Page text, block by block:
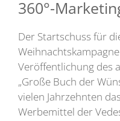
360°-
Der Startschuss für
Veröffentlichung des
„Große Buch der
vielen Jahrzehnten
Werbemittel der